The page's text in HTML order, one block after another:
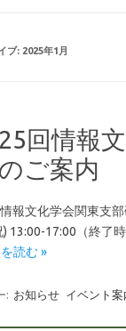
ブ: 2025年1月
25回情報
ご案内
情報文化学会関東支
) 13:00-17:00（終了
読む »
: お知らせ イベント案